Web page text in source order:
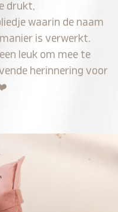
drukt,
waarin de naam
is verwerkt.
leuk om mee te
herinnering voor